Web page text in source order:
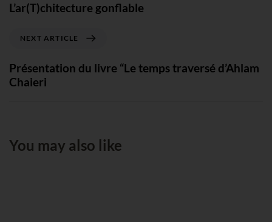
L’ar(T)chitecture gonflable
NEXT ARTICLE
Présentation du livre “Le temps traversé d’Ahlam
Chaieri
You may also like